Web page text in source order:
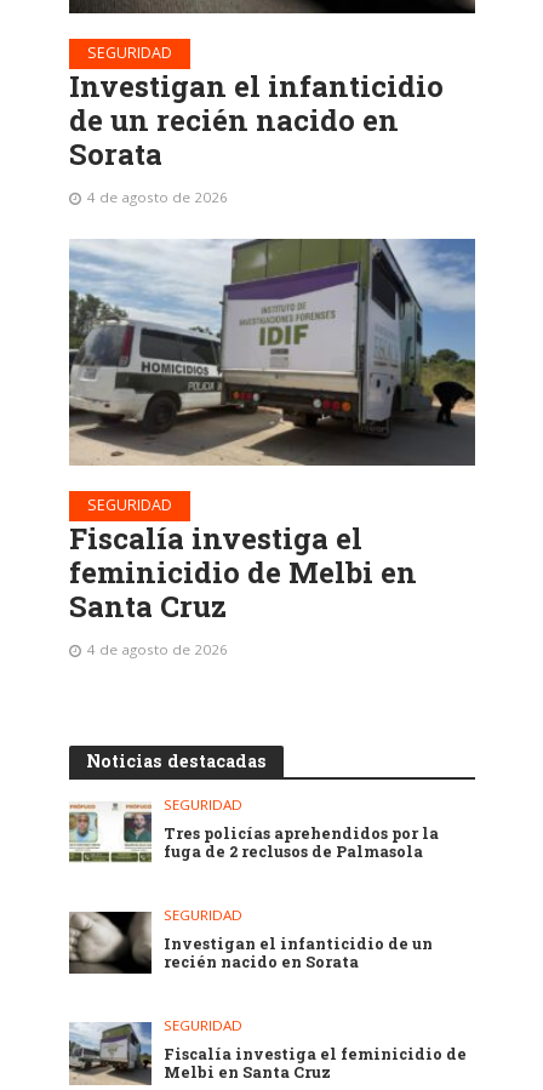
SEGURIDAD
Investigan el infanticidio
de un recién nacido en
Sorata
4 de agosto de 2026
SEGURIDAD
Fiscalía investiga el
feminicidio de Melbi en
Santa Cruz
4 de agosto de 2026
Noticias destacadas
SEGURIDAD
Tres policías aprehendidos por la
fuga de 2 reclusos de Palmasola
SEGURIDAD
Investigan el infanticidio de un
recién nacido en Sorata
SEGURIDAD
Fiscalía investiga el feminicidio de
Melbi en Santa Cruz